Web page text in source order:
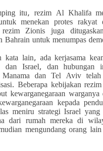
itu, rezim Al Khalifa
menekan protes
Zionis juga
Bahrain untuk menumpas
kata lain, ada kerjasama
dan Israel, dan hubungan
Manama dan Tel Aviv telah
Beberapa kebijakan
kewarganegaraan
kepada
meniru strategi Israel yang
dari rumah mereka di
mengundang orang